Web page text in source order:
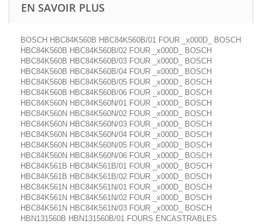
EN SAVOIR PLUS
BOSCH HBC84K560B HBC84K560B/01 FOUR _x000D_ BOSCH
HBC84K560B HBC84K560B/02 FOUR _x000D_ BOSCH
HBC84K560B HBC84K560B/03 FOUR _x000D_ BOSCH
HBC84K560B HBC84K560B/04 FOUR _x000D_ BOSCH
HBC84K560B HBC84K560B/05 FOUR _x000D_ BOSCH
HBC84K560B HBC84K560B/06 FOUR _x000D_ BOSCH
HBC84K560N HBC84K560N/01 FOUR _x000D_ BOSCH
HBC84K560N HBC84K560N/02 FOUR _x000D_ BOSCH
HBC84K560N HBC84K560N/03 FOUR _x000D_ BOSCH
HBC84K560N HBC84K560N/04 FOUR _x000D_ BOSCH
HBC84K560N HBC84K560N/05 FOUR _x000D_ BOSCH
HBC84K560N HBC84K560N/06 FOUR _x000D_ BOSCH
HBC84K561B HBC84K561B/01 FOUR _x000D_ BOSCH
HBC84K561B HBC84K561B/02 FOUR _x000D_ BOSCH
HBC84K561N HBC84K561N/01 FOUR _x000D_ BOSCH
HBC84K561N HBC84K561N/02 FOUR _x000D_ BOSCH
HBC84K561N HBC84K561N/03 FOUR _x000D_ BOSCH
HBN131560B HBN131560B/01 FOURS ENCASTRABLES